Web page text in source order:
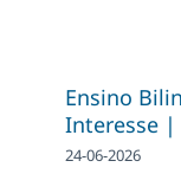
Ensino
Interesse |
24-06-2026